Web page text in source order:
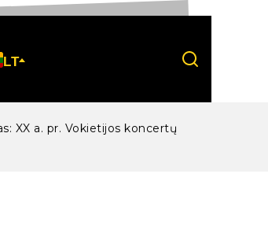
LT
XX a. pr. Vokietijos koncertų